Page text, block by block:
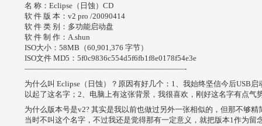
名 称：Eclipse（日蚀）CD
软 件 版 本：v2 pro /20090414
软 件 类 别：多功能启动盘
软 件 制 作：A.shun
ISO大小：58MB（60,901,376 字节）
ISO文件 MD5：5f0c9836c554d5f6fb1f8e0178f54e3e
—————————————————————-
为什么叫 Eclipse（日蚀）？原因有好几个：1、我始终坚信今后USB
以起了这名字；2、电脑上有这张背景，我很喜欢，刚好这名字有点气
为什么版本号是v2? 其实是我以前也做过另外一张相似的，但那不够
当时不叫这个名字，不过我还是觉得那有一定意义，就把版本1作为留